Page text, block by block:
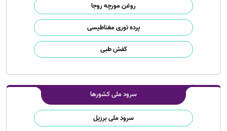
روغن مورچه روجا
پرده توری مغناطیسی
کفش طبی
سرود ملی کشورها
سرود ملی برزیل